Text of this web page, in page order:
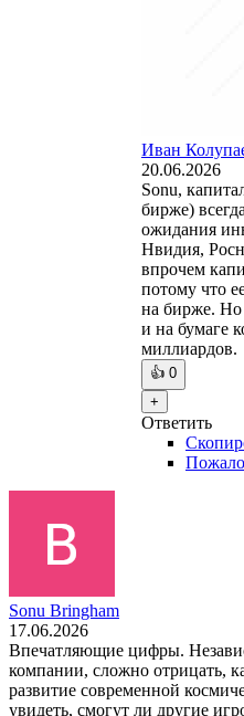
Иван
20.06.2026
Sonu,
бирже)
ожидания
Нвидия,
впрочем
потому что
на бирже. Но
и на бумаге
миллиардов.
👍 0
+
Ответить
Sonu Bringham
17.06.2026
Впечатляющие цифры.
компании, сложно отрицать,
развитие современной
увидеть, смогут ли другие